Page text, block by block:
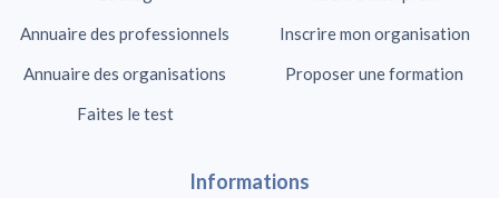
Annuaire des professionnels
Annuaire des organisations
Faites le test
Inscrire mon organisation
Proposer une formation
Informations